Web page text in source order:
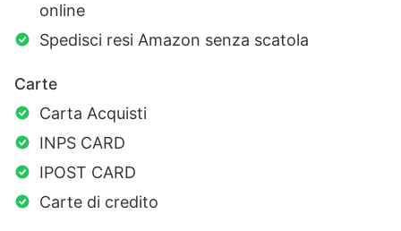
online
Spedisci resi Amazon senza scatola
Carte
Carta Acquisti
INPS CARD
IPOST CARD
Carte di credito